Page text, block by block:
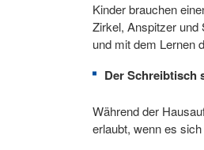
Kinder brauchen
Zirkel, Anspitzer und
und mit dem Lernen
Der Schreibtisch
Während der
erlaubt, wenn es